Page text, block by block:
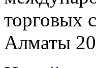
торговых
Алматы